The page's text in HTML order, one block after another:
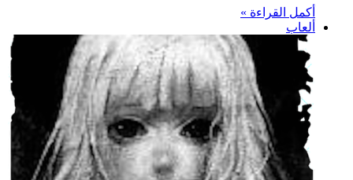
أكمل القراءة »
ألعاب